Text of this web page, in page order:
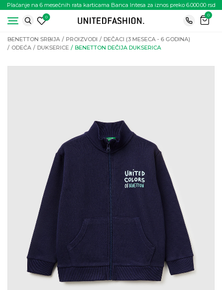
Plaćanje na 6 mesečnih rata karticama Banca Intesa za iznos preko 6.000.00 rsd
0
0
BENETTON SRBIJA PROIZVODI
DEČACI (3 MESECA - 6 GODINA)
ODEĆA
DUKSERICE BENETTON DEČIJA DUKSERICA